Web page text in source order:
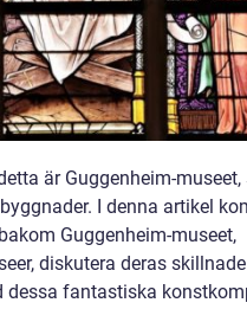
är Guggenheim-museet,
I denna artikel
Guggenheim-museet,
diskutera deras
fantastiska